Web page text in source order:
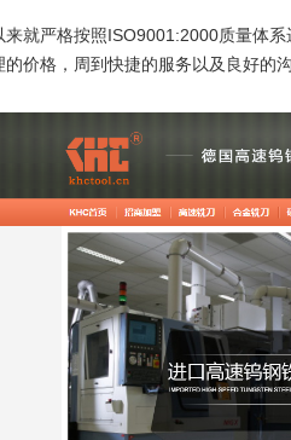
来就严格按照ISO9001:2000质量体
的价格，周到快捷的服务以及良好的